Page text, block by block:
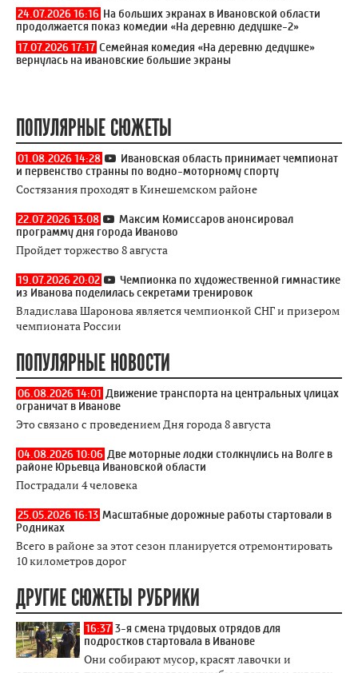
24.07.2026 16:16 На больших экранах в Ивановской области
продолжается показ комедии «На деревню дедушке-2»
17.07.2026 17:17 Семейная комедия «На деревню дедушке»
вернулась на ивановские большие экраны
ПОПУЛЯРНЫЕ СЮЖЕТЫ
01.08.2026 14:28
Ивановская область принимает чемпионат
и первенство странны по водно-моторному спорту
Состязания проходят в Кинешемском районе
22.07.2026 13:08
Максим Комиссаров анонсировал
программу дня города Иваново
Пройдет торжество 8 августа
19.07.2026 20:02
Чемпионка по художественной гимнастике
из Иванова поделилась секретами тренировок
Владислава Шаронова является чемпионкой СНГ и призером
чемпионата России
ПОПУЛЯРНЫЕ НОВОСТИ
06.08.2026 14:01 Движение транспорта на центральных улицах
ограничат в Иванове
Это связано с проведением Дня города 8 августа
04.08.2026 10:06 Две моторные лодки столкнулись на Волге в
районе Юрьевца Ивановской области
Пострадали 4 человека
25.05.2026 16:13 Масштабные дорожные работы стартовали в
Родниках
Всего в районе за этот сезон планируется отремонтировать
10 километров дорог
ДРУГИЕ СЮЖЕТЫ РУБРИКИ
16:37 3-я смена трудовых отрядов для
подростков стартовала в Иванове
Они собирают мусор, красят лавочки и